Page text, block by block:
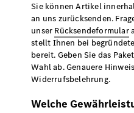
Sie können Artikel
an uns zurücksenden.
unser Rücksendeformular
stellt Ihnen bei
bereit. Geben Sie das
Wahl ab. Genauere
Widerrufsbelehrung.
Welche